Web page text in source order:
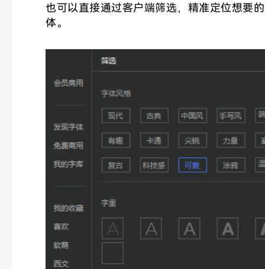
也可以直接通过客户端筛选，精准定位想要
体。